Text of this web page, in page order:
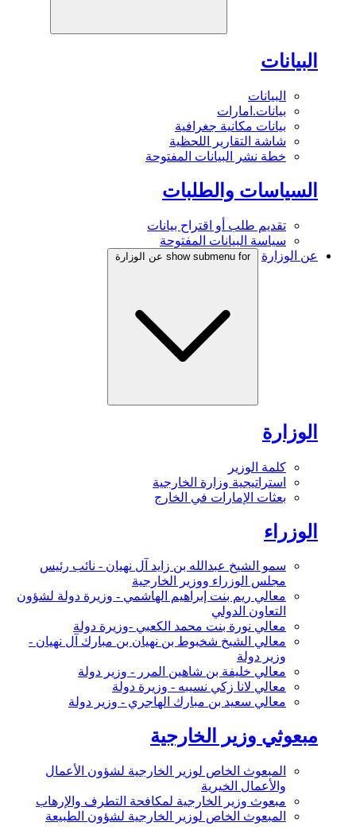
البيانات
البيانات
بيانات.امارات
بيانات مكانية جغرافية
شاشة التقارير اللحظية
خطة نشر البيانات المفتوحة
السياسات والطلبات
تقديم طلب أو اقتراح بيانات
سياسة البيانات المفتوحة
عن الوزارة
show submenu for عن الوزارة
الوزارة
كلمة الوزير
استراتيجية وزارة الخارجية
بعثات الإمارات في الخارج
الوزراء
سمو الشيخ عبدالله بن زايد آل نهيان - نائب رئيس
مجلس الوزراء ووزير الخارجية
معالي ريم بنت إبراهيم الهاشمي - وزيرة دولة لشؤون
التعاون الدولي
معالي نورة بنت محمد الكعبي -وزيرة دولة
معالي الشيخ شخبوط بن نهيان بن مبارك آل نهيان -
وزير دولة
معالي خليفة بن شاهين المرر - وزير دولة
معالي لانا زكي نسيبه - وزيرة دولة
معالي سعيد بن مبارك الهاجري - وزير دولة
مبعوثي وزير الخارجية
المبعوث الخاص لوزير الخارجية لشؤون الأعمال
والأعمال الخيرية
مبعوث وزير الخارجية لمكافحة التطرف والإرهاب
المبعوث الخاص لوزير الخارجية لشؤون الطبيعة